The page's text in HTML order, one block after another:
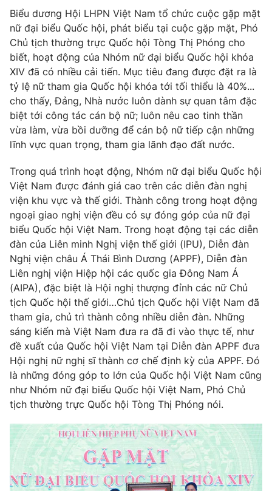
Theo dõi báo trên
Cơ quan chủ quản:Đài Truyền hình Việt Nam
Cơ quan báo chí: Thời báo VTV
Giấy phép hoạt động báo in và báo điện tử số 483/GP-BTTTT
cấp ngày 29/12/2023
Tổng Biên tập:Vũ Thanh Thủy
Phó Tổng Biên tập:
Nguyễn Thị Mỹ Hạnh, Phạm Quốc Thắng,
Nguyễn Trọng Ninh
Tổng đài VTV:
024.38 355 931 - 024.38 355 932
Ðiện thoại Thời báo VTV:024.66 897 897
Email:toasoan@vtv.vn
Liên hệ quảng cáo:024-7300.7108
® Cấm sao chép dưới mọi hình thức nếu không có sự chấp
thuận bằng văn bản. Ghi rõ nguồn VTV.vn khi phát hành lại
thông tin từ website này.
Biểu dương Hội LHPN Việt Nam tổ chức cuộc gặp mặt
nữ đại biểu Quốc hội, phát biểu tại cuộc gặp mặt, Phó
Chủ tịch thường trực Quốc hội Tòng Thị Phóng cho
biết, hoạt động của Nhóm nữ đại biểu Quốc hội khóa
XIV đã có nhiều cải tiến. Mục tiêu đang được đặt ra là
tỷ lệ nữ tham gia Quốc hội khóa tới tối thiểu là 40%...
cho thấy, Đảng, Nhà nước luôn dành sự quan tâm đặc
biệt tới công tác cán bộ nữ; luôn nêu cao tinh thần
vừa làm, vừa bồi dưỡng để cán bộ nữ tiếp cận những
lĩnh vực quan trọng, tham gia lãnh đạo đất nước.
Trong quá trình hoạt động, Nhóm nữ đại biểu Quốc hội
Việt Nam được đánh giá cao trên các diễn đàn nghị
viện khu vực và thế giới. Thành công trong hoạt động
ngoại giao nghị viện đều có sự đóng góp của nữ đại
biểu Quốc hội Việt Nam. Trong hoạt động tại các diễn
đàn của Liên minh Nghị viện thế giới (IPU), Diễn đàn
Nghị viện châu Á Thái Bình Dương (APPF), Diễn đàn
Liên nghị viện Hiệp hội các quốc gia Đông Nam Á
(AIPA), đặc biệt là Hội nghị thượng đỉnh các nữ Chủ
tịch Quốc hội thế giới…Chủ tịch Quốc hội Việt Nam đã
tham gia, chủ trì thành công nhiều diễn đàn. Những
sáng kiến mà Việt Nam đưa ra đã đi vào thực tế, như
đề xuất của Quốc hội Việt Nam tại Diễn đàn APPF đưa
Hội nghị nữ nghị sĩ thành cơ chế định kỳ của APPF. Đó
là những đóng góp to lớn của Quốc hội Việt Nam cũng
như Nhóm nữ đại biểu Quốc hội Việt Nam, Phó Chủ
tịch thường trực Quốc hội Tòng Thị Phóng nói.